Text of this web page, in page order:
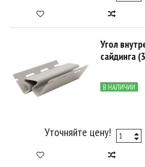
Угол
сайдинга
В НАЛИЧИИ
Уточняйте цену!